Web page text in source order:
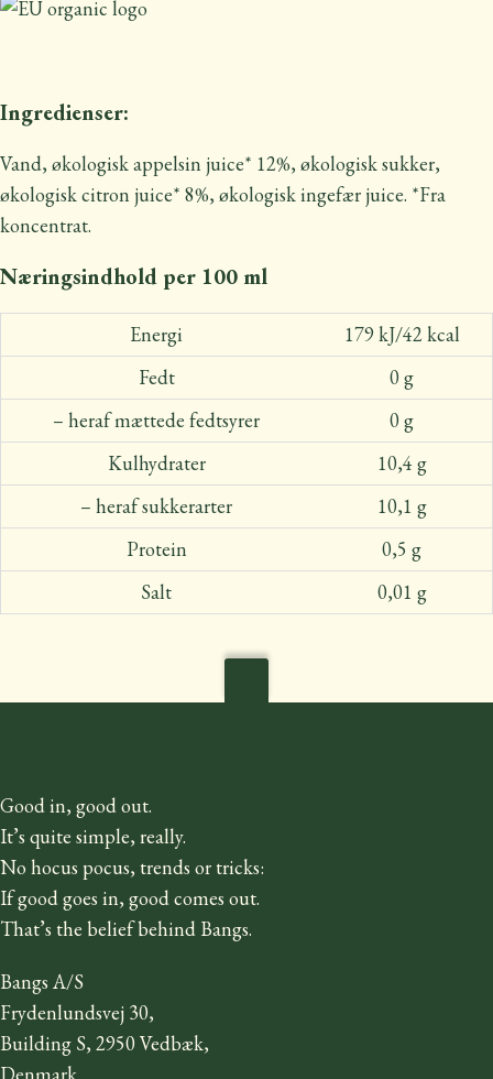
Ingredienser:
Vand, økologisk appelsin juice* 12%, økologisk sukker,
økologisk citron juice* 8%, økologisk ingefær juice. *Fra
koncentrat.
Næringsindhold per 100 ml
Energi
179 kJ/42 kcal
Fedt
0 g
– heraf mættede fedtsyrer
0 g
Kulhydrater
10,4 g
– heraf sukkerarter
10,1 g
Protein
0,5 g
Salt
0,01 g
Good in, good out.
It’s quite simple, really.
No hocus pocus, trends or tricks:
If good goes in, good comes out.
That’s the belief behind Bangs.
Bangs A/S
Frydenlundsvej 30,
Building S, 2950 Vedbæk,